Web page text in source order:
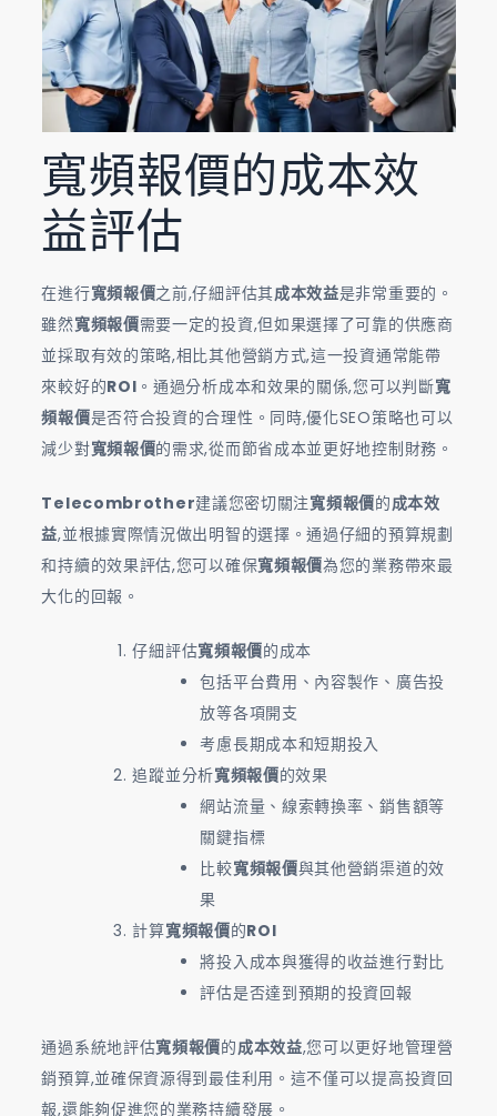
寬頻報價的成本效
益評估
在進行寬頻報價之前,仔細評估其成本效益是非常重要的。
雖然寬頻報價需要一定的投資,但如果選擇了可靠的供應商
並採取有效的策略,相比其他營銷方式,這一投資通常能帶
來較好的ROI 。通過分析成本和效果的關係,您可以判斷寬
頻報價是否符合投資的合理性。同時,優化SEO策略也可以
減少對寬頻報價的需求,從而節省成本並更好地控制財務。
Telecombrother建議您密切關注寬頻報價的成本效
益,並根據實際情況做出明智的選擇。通過仔細的預算規劃
和持續的效果評估,您可以確保寬頻報價為您的業務帶來最
大化的回報。
仔細評估寬頻報價的成本
包括平台費用、內容製作、廣告投
放等各項開支
考慮長期成本和短期投入
追蹤並分析寬頻報價的效果
網站流量、線索轉換率、銷售額等
關鍵指標
比較寬頻報價與其他營銷渠道的效
果
計算寬頻報價的ROI
將投入成本與獲得的收益進行對比
評估是否達到預期的投資回報
通過系統地評估寬頻報價的成本效益,您可以更好地管理營
銷預算,並確保資源得到最佳利用。這不僅可以提高投資回
報,還能夠促進您的業務持續發展。